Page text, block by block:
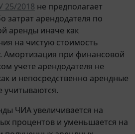
25/2018 не предполагает
затрат арендодателя по
аренды иначе как
на чистую стоимость
Амортизация при финансовой
учете арендодателя не
и непосредственно арендные
учитываются.
ЧИА увеличивается на
процентов и уменьшается на